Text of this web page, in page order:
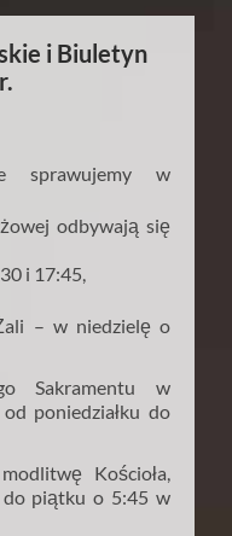
i Biuletyn
sprawujemy w
odbywają się
i 17:45,
– w niedzielę o
Sakramentu w
poniedziałku do
Kościoła,
do piątku o 5:45 w